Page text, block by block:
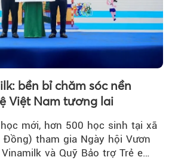
bền bỉ chăm sóc nền
Việt Nam tương lai
mới, hơn 500 học sinh tại xã
Đồng) tham gia Ngày hội Vươn
và Quỹ Bảo trợ Trẻ em